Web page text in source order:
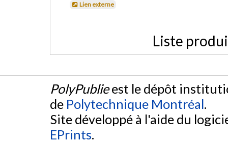
Lien externe
Liste
PolyPublieest le dépôt
de Polytechnique Montréal.
Site développé à l'aide du
EPrints.